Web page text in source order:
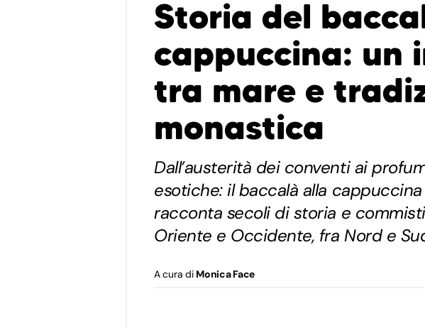
Storia del
cappuccina: un
tra mare e
monastica
Dall’austerità dei conventi ai
esotiche: il baccalà alla
racconta secoli di storia e
Oriente e Occidente, fra Nord e
A cura di Monica Face